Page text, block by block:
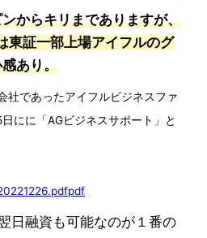
からキリまでありますが、
東証一部上場アイフルのグ
あり。
社であったアイフルビジネスファ
にに「AGビジネスサポート」と
日融資も可能なのが１番の